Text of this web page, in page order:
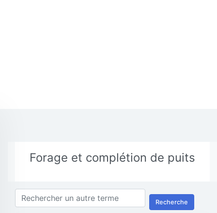
Forage et complétion de puits
Recherche